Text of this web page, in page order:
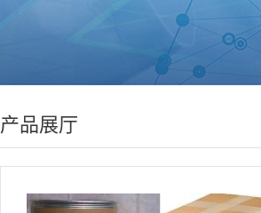
产品展厅